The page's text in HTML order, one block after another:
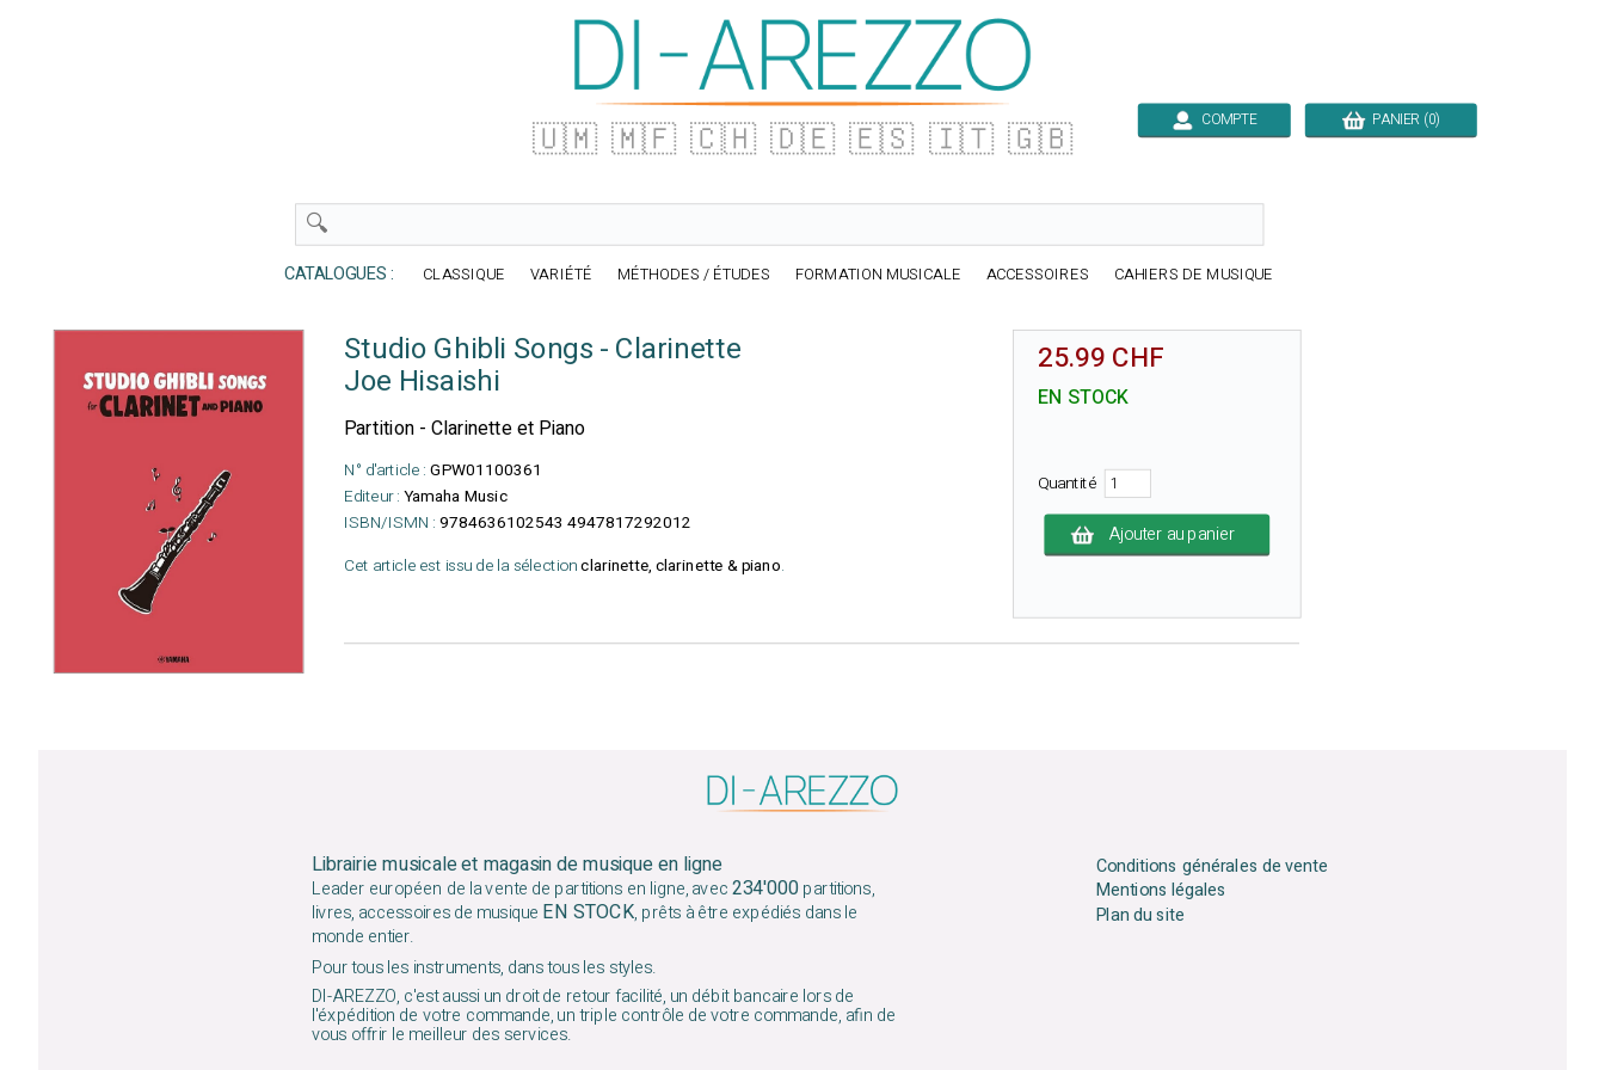
🇺🇲 🇲🇫 🇨🇭 🇩🇪 🇪🇸 🇮🇹 🇬🇧 COMPTE PANIER (0)
CATALOGUES : CLASSIQUE VARIÉTÉ MÉTHODES / ÉTUDES FORMATION MUSICALE ACCESSOIRES CAHIERS DE MUSIQUE
Studio Ghibli Songs - Clarinette
Joe Hisaishi
Partition - Clarinette et Piano
N° d'article : GPW01100361
Editeur : Yamaha Music
ISBN/ISMN : 9784636102543 4947817292012
Cet article est issu de la sélectionclarinette, clarinette & piano.
25.99 CHF
EN STOCK
Quantité
Ajouter au panier
Librairie musicale et magasin de musique en ligne
Leader européen de la vente de partitions en ligne, avec234'000partitions,
livres, accessoires de musique EN STOCK, prêts à être expédiés dans le
monde entier.
Pour tous les instruments, dans tous les styles.
DI-AREZZO, c'est aussi un droit de retour facilité, un débit bancaire lors de
l'éxpédition de votre commande, un triple contrôle de votre commande, afin de
vous offrir le meilleur des services.
Conditions générales de vente
Mentions légales
Plan du site